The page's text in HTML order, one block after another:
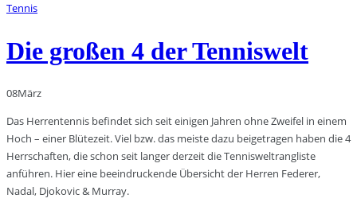
Tennis
Die großen 4 der Tenniswelt
08März
Das Herrentennis befindet sich seit einigen Jahren ohne Zweifel in einem
Hoch – einer Blütezeit. Viel bzw. das meiste dazu beigetragen haben die 4
Herrschaften, die schon seit langer derzeit die Tennisweltrangliste
anführen. Hier eine beeindruckende Übersicht der Herren Federer,
Nadal, Djokovic & Murray.